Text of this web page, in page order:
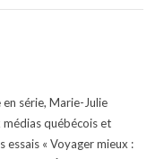
série, Marie-Julie
québécois et
essais « Voyager mieux :